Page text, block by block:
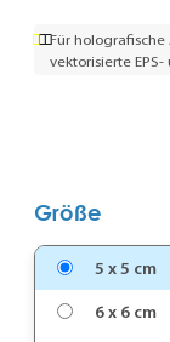
Für
vektorisierte
Größe
5 x 5 cm
6 x 6 cm